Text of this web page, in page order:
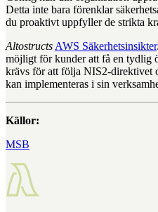
Detta inte bara förenklar
du proaktivt uppfyller de strikta
Altostructs AWS Säkerhetsinsikter
möjligt för kunder att få en tydlig
krävs för att följa NIS2-direktivet
kan implementeras i sin
Källor:
MSB